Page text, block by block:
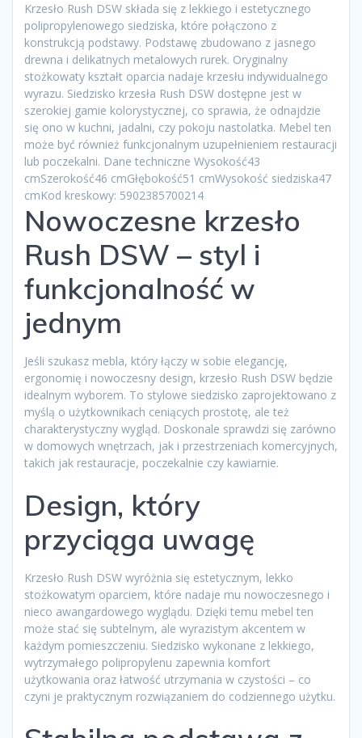
Krzesło Rush DSW składa się z lekkiego i estetycznego
polipropylenowego siedziska, które połączono z
konstrukcją podstawy. Podstawę zbudowano z jasnego
drewna i delikatnych metalowych rurek. Oryginalny
stożkowaty kształt oparcia nadaje krzesłu indywidualnego
wyrazu. Siedzisko krzesła Rush DSW dostępne jest w
szerokiej gamie kolorystycznej, co sprawia, że odnajdzie
się ono w kuchni, jadalni, czy pokoju nastolatka. Mebel ten
może być również funkcjonalnym uzupełnieniem restauracji
lub poczekalni. Dane techniczne Wysokość43
cmSzerokość46 cmGłębokość51 cmWysokość siedziska47
cmKod kreskowy: 5902385700214
Nowoczesne krzesło
Rush DSW – styl i
funkcjonalność w
jednym
Jeśli szukasz mebla, który łączy w sobie elegancję,
ergonomię i nowoczesny design, krzesło Rush DSW będzie
idealnym wyborem. To stylowe siedzisko zaprojektowano z
myślą o użytkownikach ceniących prostotę, ale też
charakterystyczny wygląd. Doskonale sprawdzi się zarówno
w domowych wnętrzach, jak i przestrzeniach komercyjnych,
takich jak restauracje, poczekalnie czy kawiarnie.
Design, który
przyciąga uwagę
Krzesło Rush DSW wyróżnia się estetycznym, lekko
stożkowatym oparciem, które nadaje mu nowoczesnego i
nieco awangardowego wyglądu. Dzięki temu mebel ten
może stać się subtelnym, ale wyrazistym akcentem w
każdym pomieszczeniu. Siedzisko wykonane z lekkiego,
wytrzymałego polipropylenu zapewnia komfort
użytkowania oraz łatwość utrzymania w czystości – co
czyni je praktycznym rozwiązaniem do codziennego użytku.